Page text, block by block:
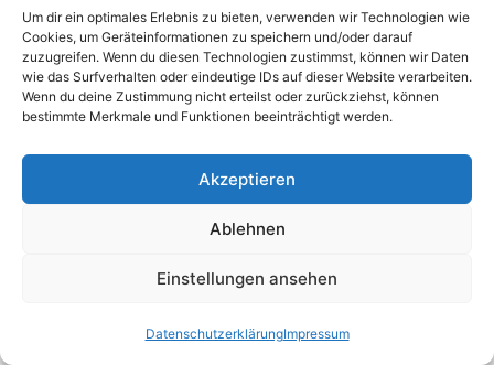
Um dir ein optimales Erlebnis zu bieten, verwenden wir Technologien wie
Cookies, um Geräteinformationen zu speichern und/oder darauf
zuzugreifen. Wenn du diesen Technologien zustimmst, können wir Daten
wie das Surfverhalten oder eindeutige IDs auf dieser Website verarbeiten.
Wenn du deine Zustimmung nicht erteilst oder zurückziehst, können
bestimmte Merkmale und Funktionen beeinträchtigt werden.
Akzeptieren
Ablehnen
Einstellungen ansehen
DatenschutzerklärungImpressum
Termin: Schiersteiner
Ortsbeirat, 21. April 2021,
19 Uhr, Ortsverwaltung
Dotzheim
Mittwoch, 21. April 2021, 19 Uhr,